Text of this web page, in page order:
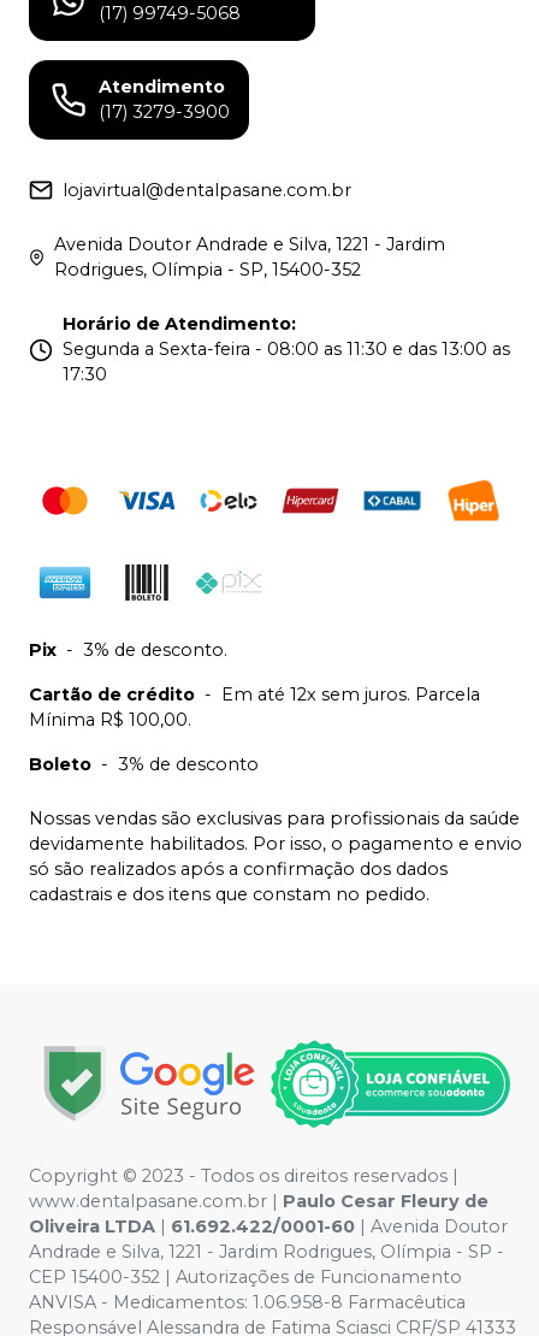
(17) 99749-5068
Atendimento
(17) 3279-3900
lojavirtual@dentalpasane.com.br
Avenida Doutor Andrade e Silva, 1221 - Jardim
Rodrigues, Olímpia - SP, 15400-352
Horário de Atendimento:
Segunda a Sexta-feira - 08:00 as 11:30 e das 13:00 as
17:30
Pix - 3% de desconto.
Cartão de crédito - Em até 12x sem juros. Parcela
Mínima R$ 100,00.
Boleto - 3% de desconto
Nossas vendas são exclusivas para profissionais da saúde
devidamente habilitados. Por isso, o pagamento e envio
só são realizados após a confirmação dos dados
cadastrais e dos itens que constam no pedido.
Copyright © 2023 - Todos os direitos reservados |
www.dentalpasane.com.br | Paulo Cesar Fleury de
Oliveira LTDA | 61.692.422/0001-60 | Avenida Doutor
Andrade e Silva, 1221 - Jardim Rodrigues, Olímpia - SP -
CEP 15400-352 | Autorizações de Funcionamento
ANVISA - Medicamentos: 1.06.958-8 Farmacêutica
Responsável Alessandra de Fatima Sciasci CRF/SP 41333